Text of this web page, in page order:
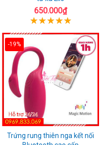
650.000₫
-19%
Trứng rung thiên nga kết nối